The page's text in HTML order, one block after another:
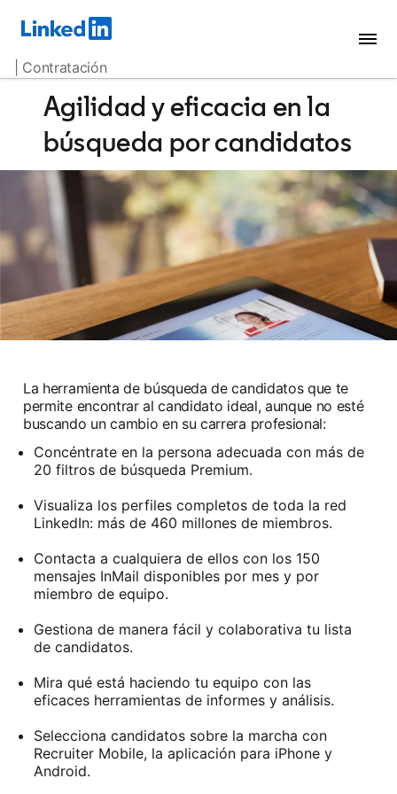
| Contratación
Agilidad y eficacia en la
búsqueda por candidatos
La herramienta de búsqueda de candidatos que te
permite encontrar al candidato ideal, aunque no esté
buscando un cambio en su carrera profesional:
Concéntrate en la persona adecuada con más de
20 filtros de búsqueda Premium.
Visualiza los perfiles completos de toda la red
LinkedIn: más de 460 millones de miembros.
Contacta a cualquiera de ellos con los 150
mensajes InMail disponibles por mes y por
miembro de equipo.
Gestiona de manera fácil y colaborativa tu lista
de candidatos.
Mira qué está haciendo tu equipo con las
eficaces herramientas de informes y análisis.
Selecciona candidatos sobre la marcha con
Recruiter Mobile, la aplicación para iPhone y
Android.